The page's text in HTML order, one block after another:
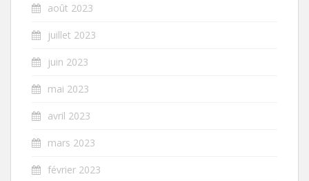
août 2023
juillet 2023
juin 2023
mai 2023
avril 2023
mars 2023
février 2023